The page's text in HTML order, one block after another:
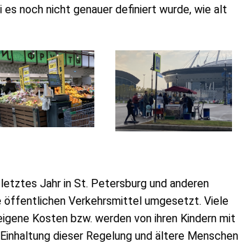
noch nicht genauer definiert wurde, wie alt
Jahr in St. Petersburg und anderen
öffentlichen Verkehrsmittel umgesetzt. Viele
Kosten bzw. werden von ihren Kindern mit
dieser Regelung und ältere Menschen